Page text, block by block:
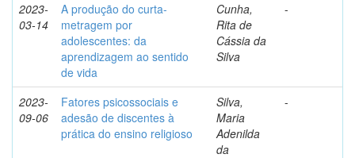
2023-
03-14
A produção do curta-
metragem por
adolescentes: da
aprendizagem ao sentido
de vida
Cunha,
Rita de
Cássia da
Silva
-
2023-
09-06
Fatores psicossociais e
adesão de discentes à
prática do ensino religioso
Silva,
Maria
Adenilda
da
-